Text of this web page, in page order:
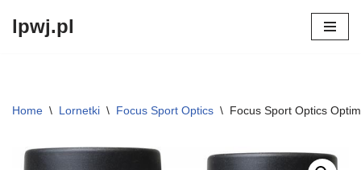
lpwj.pl
Home \ Lornetki \ Focus Sport Optics \ Focus Sport Optics